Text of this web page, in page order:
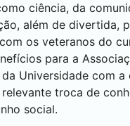
ciência, da
além de divertida,
os veteranos do
para a
Universidade com a
troca de
social.